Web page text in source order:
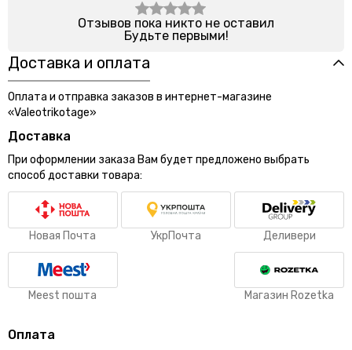
Отзывов пока никто не оставил
Будьте первыми!
Доставка и оплата
Оплата и отправка заказов в интернет-магазине
«Valeotrikotage»
Доставка
При оформлении заказа Вам будет предложено выбрать
способ доставки товара:
Новая Почта УкрПочта Деливери
Meest пошта Магазин Rozetka
Оплата